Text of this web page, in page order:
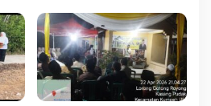
untuk BBS